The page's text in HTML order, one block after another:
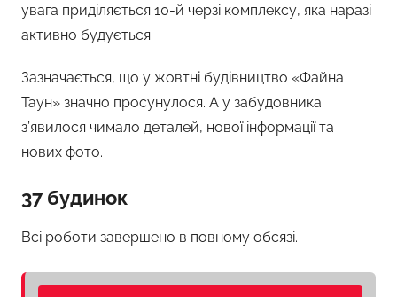
увага приділяється 10-й черзі комплексу, яка наразі
активно будується.
Зазначається, що у жовтні будівництво «Файна
Таун» значно просунулося. А у забудовника
з’явилося чимало деталей, нової інформації та
нових фото.
37 будинок
Всі роботи завершено в повному обсязі.